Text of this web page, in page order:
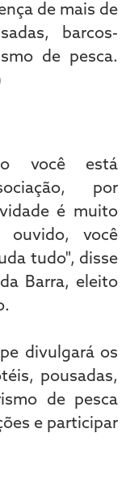
você está
por
é muito
ouvido, você
tudo", disse
Barra, eleito
divulgará os
pousadas,
de pesca
e participar